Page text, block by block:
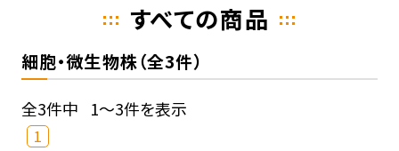
すべての商品
細胞・微生物株（全3件）
全3件中 1～3件を表示
1